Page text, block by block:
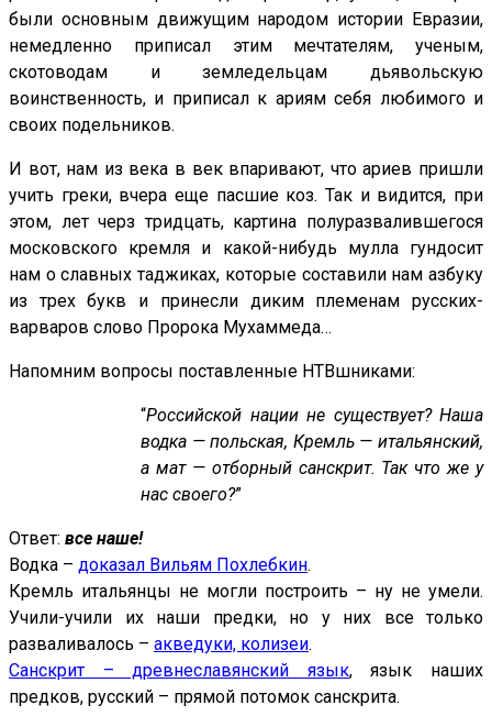
были основным движущим народом истории Евразии,
немедленно приписал этим мечтателям, ученым,
скотоводам и земледельцам дьявольскую
воинственность, и приписал к ариям себя любимого и
своих подельников.
И вот, нам из века в век впаривают, что ариев пришли
учить греки, вчера еще пасшие коз. Так и видится, при
этом, лет черз тридцать, картина полуразвалившегося
московского кремля и какой-нибудь мулла гундосит
нам о славных таджиках, которые составили нам азбуку
из трех букв и принесли диким племенам русских-
варваров слово Пророка Мухаммеда…
Напомним вопросы поставленные НТВшниками:
“Российской нации не существует? Наша
водка — польская, Кремль — итальянский,
а мат — отборный санскрит. Так что же у
нас своего?”
Ответ: все наше!
Водка – доказал Вильям Похлебкин.
Кремль итальянцы не могли построить – ну не умели.
Учили-учили их наши предки, но у них все только
разваливалось – акведуки, колизеи.
Санскрит – древнеславянский язык, язык наших
предков, русский – прямой потомок санскрита.